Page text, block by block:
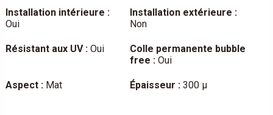
Installation intérieure :
Oui
Installation extérieure :
Non
Résistant aux UV :Oui
Colle permanente bubble
free : Oui
Aspect :Mat Épaisseur : 300 µ